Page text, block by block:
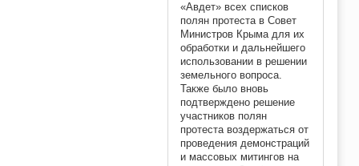
«Авдет» всех списков
полян протеста в Совет
Министров Крыма для их
обработки и дальнейшего
использовании в решении
земельного вопроса.
Также было вновь
подтверждено решение
участников полян
протеста воздержаться от
проведения демонстраций
и массовых митингов на